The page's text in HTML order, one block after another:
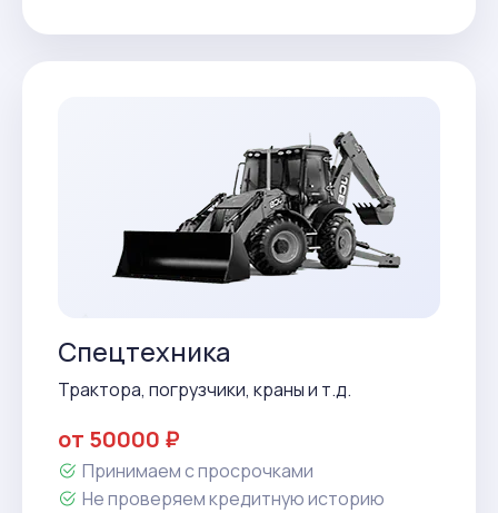
Спецтехника
Трактора, погрузчики, краны и т.д.
от 50000 ₽
Принимаем с просрочками
Не проверяем кредитную историю